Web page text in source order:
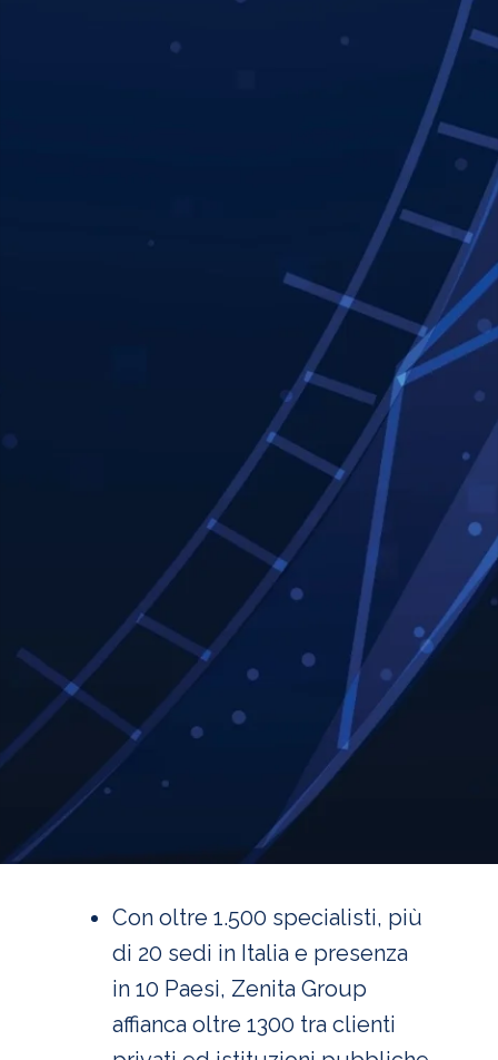
Con oltre 1.500 specialisti, più
di 20 sedi in Italia e presenza
in 10 Paesi, Zenita Group
affianca oltre 1300 tra clienti